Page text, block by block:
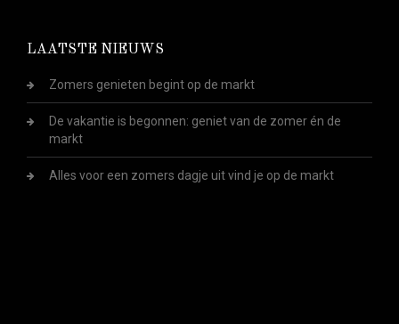
LAATSTE NIEUWS
Zomers genieten begint op de markt
De vakantie is begonnen: geniet van de zomer én de
markt
Alles voor een zomers dagje uit vind je op de markt